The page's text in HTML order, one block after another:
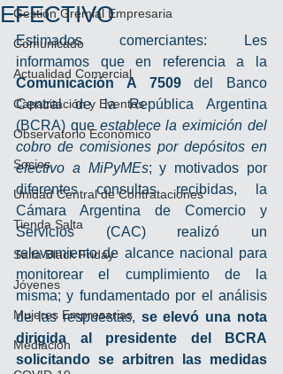
Gestión Gremial Empresaria
Comunicado
Actualidad Comercial
Capacitación y Eventos
Observatorio Económico
Socios
Unidad Central de Contrataciones
Tienda Salta
Salta Black Friday
Jóvenes
Mujeres Empresarias
Mediación
EFECTIVO
Estimados comerciantes: Les
Comunicación A 7509 del Banco
Central de la República Argentina
(BCRA) que establece la eximición del
cobro de comisiones por depósitos en
efectivo a MiPyMEs; y motivados por
diferentes consultas recibidas, la
Cámara Argentina de Comercio y
Servicios (CAC) realizó un
relevamiento de alcance nacional para
monitorear el cumplimiento de la
misma; y fundamentado por el análisis
de las respuestas, se elevó una nota
dirigida al presidente del BCRA
solicitando se arbitren las medidas